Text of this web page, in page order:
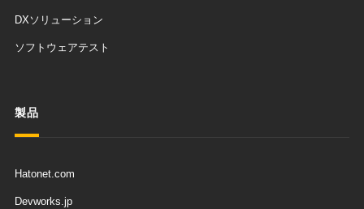
DXソリューション
ソフトウェアテスト
製品
Hatonet.com
Devworks.jp